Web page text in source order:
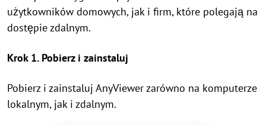
użytkowników domowych, jak i firm, które polegają na
dostępie zdalnym.
Krok 1. Pobierz i zainstaluj
Pobierz i zainstaluj AnyViewer zarówno na komputerze
lokalnym, jak i zdalnym.